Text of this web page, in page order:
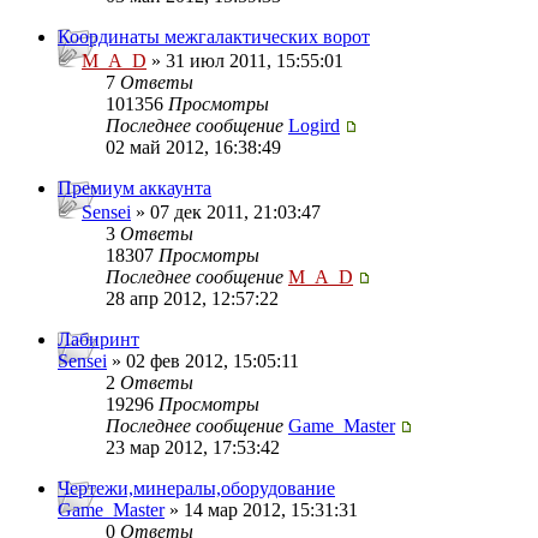
Координаты межгалактических ворот
M_A_D » 31 июл 2011, 15:55:01
7 Ответы
101356 Просмотры
Последнее сообщение Logird
02 май 2012, 16:38:49
Премиум аккаунта
Sensei » 07 дек 2011, 21:03:47
3 Ответы
18307 Просмотры
Последнее сообщение M_A_D
28 апр 2012, 12:57:22
Лабиринт
Sensei » 02 фев 2012, 15:05:11
2 Ответы
19296 Просмотры
Последнее сообщение Game_Master
23 мар 2012, 17:53:42
Чертежи,минералы,оборудование
Game_Master» 14 мар 2012, 15:31:31
0 Ответы